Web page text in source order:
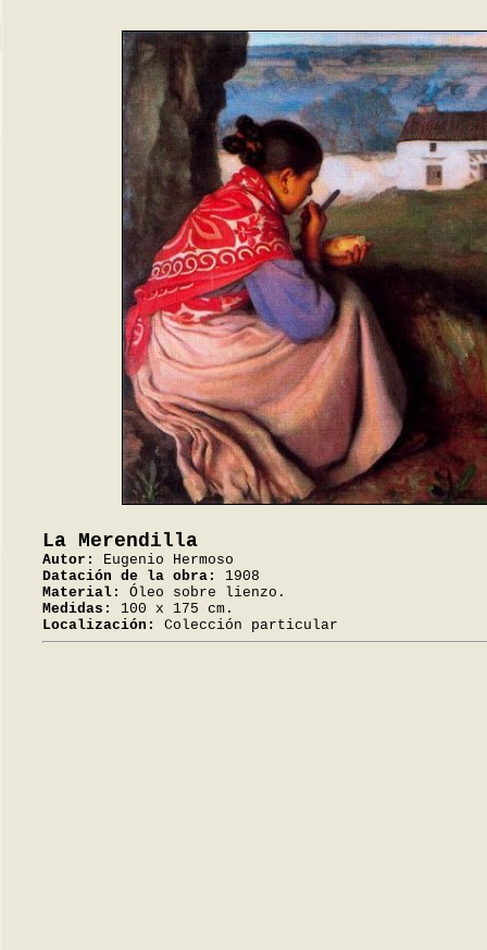
La Merendilla
Autor:
Eugenio Hermoso
Datación de la obra:
1908
Material:
Óleo sobre lienzo.
Medidas:
100 x 175 cm.
Localización:
Colección particular